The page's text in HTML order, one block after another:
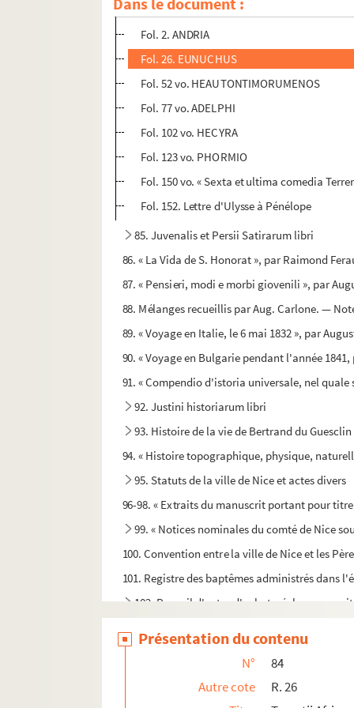
Fol. 1. « Terrentius genere erat Affer, civis
Fol. 2. ANDRIA
Fol. 26. EUNUCHUS
Fol. 52 vo. HEAUTONTIMORUMENOS
Fol. 77 vo. ADELPHI
Fol. 102 vo. HECYRA
Fol. 123 vo. PHORMIO
Fol. 150 vo. « Sexta et ultima comedia
Fol. 152. Lettre d'Ulysse à Pénélope
85. Juvenalis et Persii Satirarum libri
86. « La Vida de S. Honorat », par Raimond
87. « Pensieri, modi e morbi giovenili », par
88. Mélanges recueillis par Aug. Carlone. —
89. « Voyage en Italie, le 6 mai 1832 », par
90. « Voyage en Bulgarie pendant l'année
91. « Compendio d'istoria universale, nel
92. Justini historiarum libri
93. Histoire de la vie de Bertrand du Guesclin
94. « Histoire topographique, physique,
95. Statuts de la ville de Nice et actes divers
96-98. « Extraits du manuscrit portant pour
99. « Notices nominales du comté de Nice
100. Convention entre la ville de Nice et les
101. Registre des baptêmes administrés dans
102. Recueil d'actes d'achats, échanges,
104. « Privileggi della città di Villafranca »
Présentation du contenu
N°
84
Autre cote
R. 26